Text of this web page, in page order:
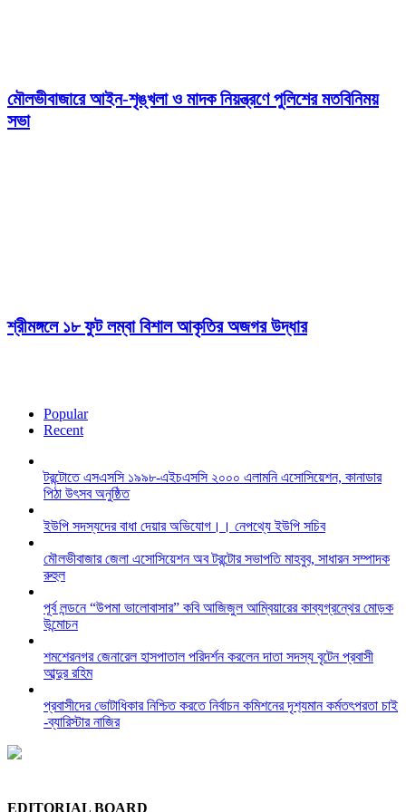
মৌলভীবাজারে আইন-শৃঙ্খলা ও মাদক নিয়ন্ত্রণে পুলিশের মতবিনিময়
সভা
শ্রীমঙ্গলে ১৮ ফুট লম্বা বিশাল আকৃতির অজগর উদ্ধার
Popular
Recent
টরন্টোতে এসএসসি ১৯৯৮-এইচএসসি ২০০০ এলামনি এসোসিয়েশন, কানাডার
পিঠা উৎসব অনুষ্ঠিত
ইউপি সদস্যদের বাধা দেয়ার অভিযোগ।। নেপথ্যে ইউপি সচিব
মৌলভীবাজার জেলা এসোসিয়েশন অব টরন্টোর সভাপতি মাহবুব, সাধারন সম্পাদক
রুহুল
পূর্ব লন্ডনে “উপমা ভালোবাসার” কবি আজিজুল আম্বিয়ারের কাব্যগ্রন্থের মোড়ক
উন্মোচন
শমশেরনগর জেনারেল হাসপাতাল পরিদর্শন করলেন দাতা সদস্য বৃটেন প্রবাসী
আব্দুর রহিম
প্রবাসীদের ভোটাধিকার নিশ্চিত করতে নির্বাচন কমিশনের দৃশ‍্যমান কর্মতৎপরতা চাই
-ব্যারিস্টার নাজির
EDITORIAL BOARD